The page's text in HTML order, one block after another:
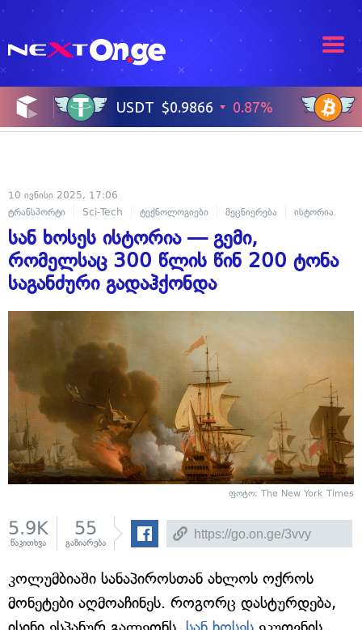
10 ივნისი 2025, 17:06
ტრანსპორტი
Sci-Tech ტექნოლოგიები მეცნიერება ისტორია
სან ხოსეს ისტორია — გემი,
რომელსაც 300 წლის წინ 200 ტონა
საგანძური გადაჰქონდა
ფოტო: The New York Times
5.9K
წაკითხვა
55
გაზიარება
კოლუმბიაში სანაპიროსთან ახლოს ოქროს
მონეტები აღმოაჩინეს. როგორც დასტურდება,